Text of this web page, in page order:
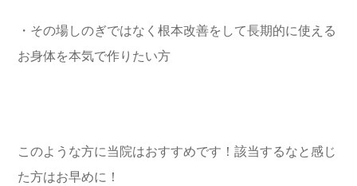
・その場しのぎではなく根本改善をして長期的に使える
お身体を本気で作りたい方
このような方に当院はおすすめです！該当するなと感じ
た方はお早めに！